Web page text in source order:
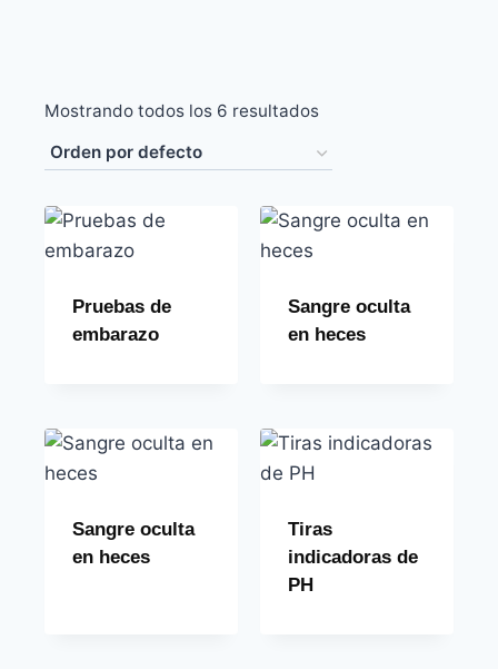
Mostrando todos los 6 resultados
Pruebas de
embarazo
Sangre oculta
en heces
Sangre oculta
en heces
Tiras
indicadoras de
PH